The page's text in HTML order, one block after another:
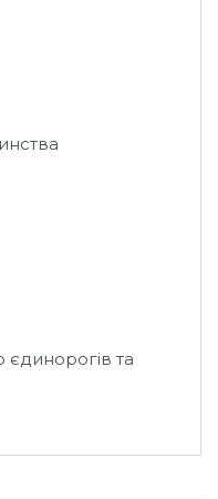
єдинорогів та